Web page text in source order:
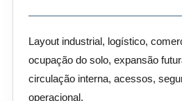
Layout industrial, logístico,
ocupação do solo, expansão
circulação interna, acessos,
operacional.